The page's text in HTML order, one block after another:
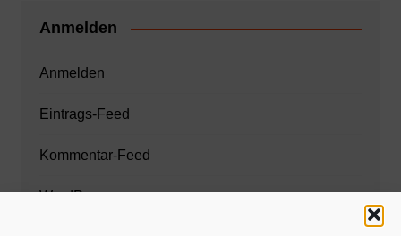
Anmelden
Anmelden
Eintrags-Feed
Kommentar-Feed
WordPress.org